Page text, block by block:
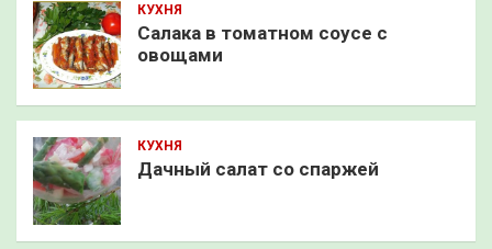
КУХНЯ
Салака в томатном соусе с
овощами
КУХНЯ
Дачный салат со спаржей